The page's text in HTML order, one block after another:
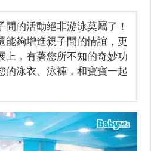
間的活動絕非游泳莫屬了！
能夠增進親子間的情誼，更
上，有著您所不知的奇妙功
的泳衣、泳褲，和寶寶一起